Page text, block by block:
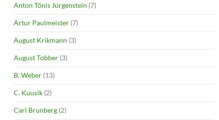
Anton Tõnis Jürgenstein (7)
Artur Paulmeister (7)
August Krikmann (3)
August Tobber (3)
B. Weber (13)
C. Kuusik (2)
Carl Brunberg (2)